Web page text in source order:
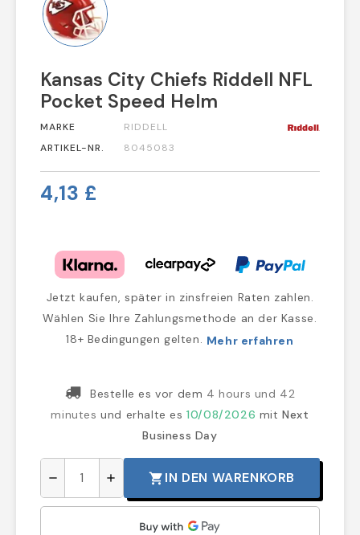
Kansas City Chiefs Riddell NFL
Pocket Speed Helm
MARKE
RIDDELL
ARTIKEL-NR.
8045083
4,13 £
Jetzt kaufen, später in zinsfreien Raten zahlen.
Wählen Sie Ihre Zahlungsmethode an der Kasse.
18+ Bedingungen gelten. Mehr erfahren
Bestelle es vor dem 4 hours und 42
minutesund erhalte es10/08/2026 mitNext
Business Day
remove add shopping_cart IN DEN WARENKORB